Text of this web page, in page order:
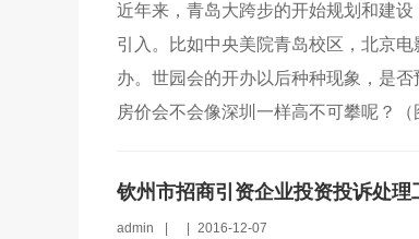
近年来，青岛大跨步的开始规划和建
引入。比如中央美院青岛校区，北京
办。世园会的开办以后种种现象，是
房价会不会像深圳一样高不可攀呢？
钦州市招商引资企业投资投诉处理
admin 2016-12-07